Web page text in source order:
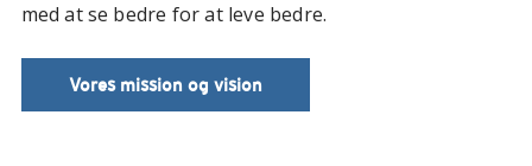
med at se bedre for at leve bedre.
Vores mission og vision